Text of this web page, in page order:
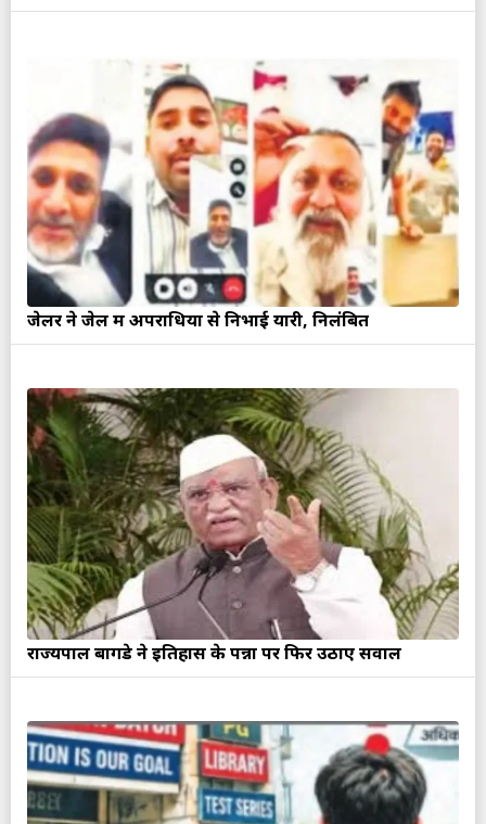
जेलर ने जेल में अपराधियों से निभाई यारी, निलंबित
राज्यपाल बागडे ने इतिहास के पन्नों पर फिर उठाए सवाल